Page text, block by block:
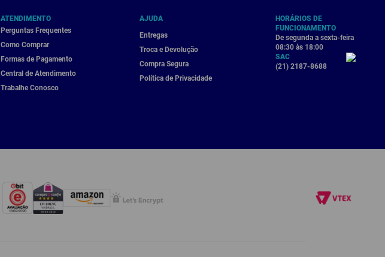
ATENDIMENTO
Perguntas Frequentes
Como Comprar
Formas de Pagamento
Central de Atendimento
Trabalhe Conosco
AJUDA
Entregas
Troca e Devolução
Compra Segura
Política de Privacidade
HORÁRIOS DE
FUNCIONAMENTO
De segunda a sexta-feira
08:30 às 18:00
SAC
(21) 2187-8688